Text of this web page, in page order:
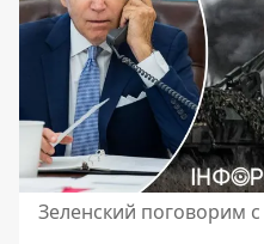
Зеленский поговорим